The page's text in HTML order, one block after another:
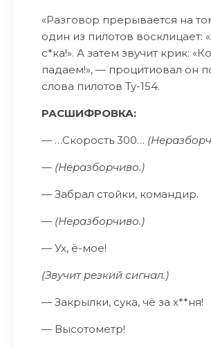
«Разговор прерывается на
один из пилотов восклицает:
с*ка!». А затем звучит крик:
падаем!», — процитиовал он
слова пилотов Ту-154.
РАСШИФРОВКА:
— …Скорость 300…
— (Неразборчиво.)
— Забрал стойки, командир.
— (Неразборчиво.)
— Ух, ё-мое!
(Звучит резкий сигнал.)
— Закрылки, сука, чё за х**ня!
— Высотометр!